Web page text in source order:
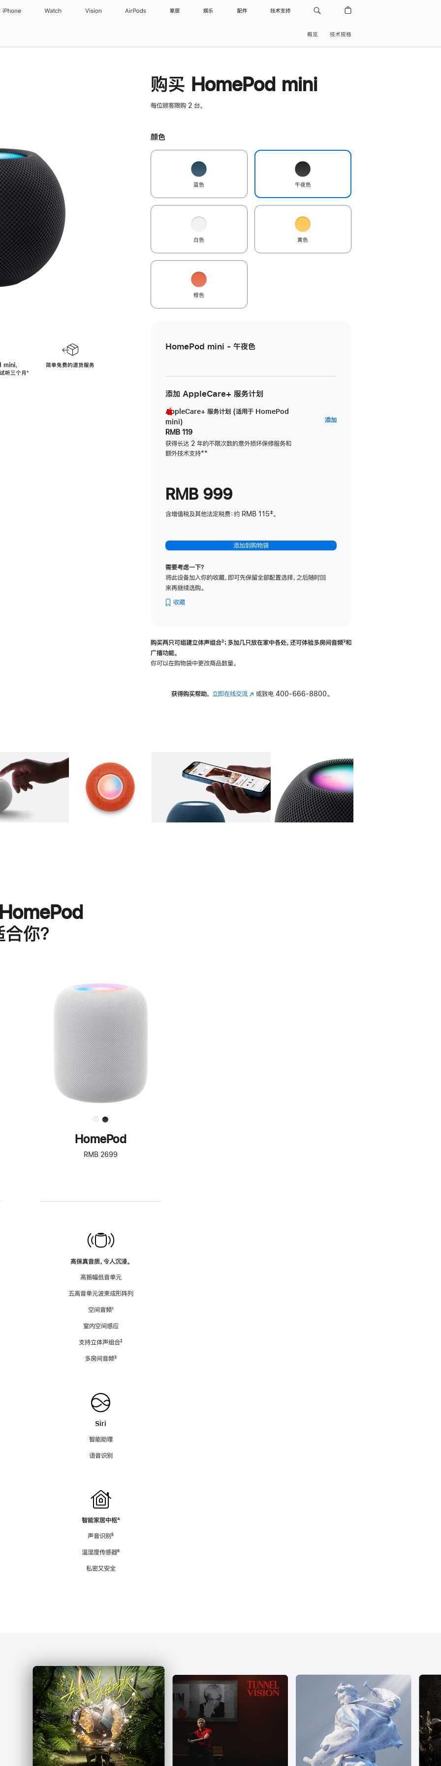
iPhone Watch Vision AirPods 家居 娱乐 配件 技术支持
概览 技术规格
，
听三个月脚
⁺
简单免费的退货服务
购买 HomePod mini
每位顾客限购 2 台。
颜色
蓝色 午夜色
白色 黄色
橙色
HomePod mini - 午夜色
添加 AppleCare+ 服务计划
AppleCare+ 服务计划 (适用于 HomePod
mini)
RMB 119
获得长达 2 年的不限次数的意外损坏保修服务和
额外技术支持脚
**
添加AppleCare+
RMB 999
含增值税及其他法定税费：约 RMB 115‡。
添加到购物袋
需要考虑一下？
将此设备加入你的收藏，即可先保留全部配置选择，之后随时回
来再继续选购。
收藏
购买两只可组建立体声组合脚
²；多加几只放在家中各处，还可体验多‍房‍间音频脚
³和
广播功能。
你可以在购物袋中更改商品数量。
获得购买帮助， 立即在线交流(在 或致电 400-666-8800。
图库 图像 图库 图像 图库 图像 4 图库 图像 5
你？
进
一
步
了
解
HomePod<
HomePod
RMB 2699
高保真音质，令人沉浸。
高振幅低音单元
五高音单元波束成形阵列
空间音频脚
¹
室内空间感应
支持立体声组合脚
²
多房间音频脚
³
Siri
智能助理
语音识别
智能家居中枢脚
⁴
声音识别脚
⁵
温湿度传感器脚
⁶
私密又安全